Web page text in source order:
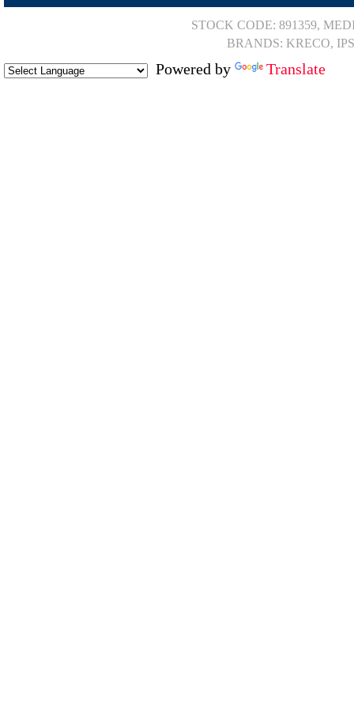
STOCK CODE: 891359,
BRANDS: KRECO,
Powered by Translate